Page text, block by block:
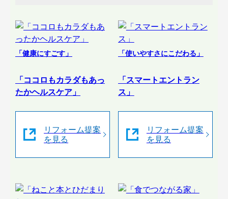
「健康にすごす」
「ココロもカラダもあっ
たかヘルスケア」
リフォーム提案
を見る
「使いやすさにこだわる」
「スマートエントラン
ス」
リフォーム提案
を見る